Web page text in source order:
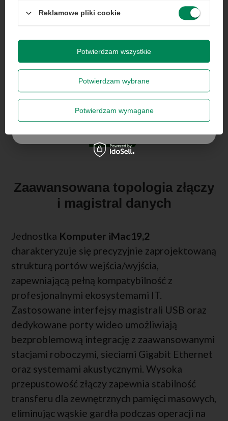
Zaawansowana topologia złączy
i magistral danych
Jednostka Komputer iMac19,2
charakteryzuje się precyzyjnie zaprojektowaną
strukturą portów wejścia/wyjścia,
zapewniającą pełną kompatybilność z
profesjonalnymi ekosystemami IT.
Zastosowane interfejsy magistrali USB oraz
dedykowane porty wideo umożliwiają
bezproblemową integrację z zaawansowanymi
stacjami roboczymi, sieciami Gigabit Ethernet
oraz systemami akustycznymi. Wysoka
przepustowość złączy zapewnia stabilność
transferu dla zewnętrznych pamięci masowych,
eliminując wąskie gardła podczas operacji na
obejmuje zamówień hurtowych.
na potrzeby newslettera. Więcej wpolityce
Zapisz się
Reklamowe pliki cookie
Potwierdzam wybrane
Potwierdzam wymagane
Potwierdzam wszystkie